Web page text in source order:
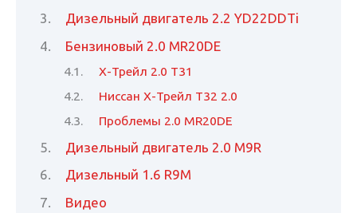
Дизельный двигатель 2.2 YD22DDTi
Бензиновый 2.0 MR20DE
Х-Трейл 2.0 Т31
Ниссан Х-Трейл Т32 2.0
Проблемы 2.0 MR20DE
Дизельный двигатель 2.0 М9R
Дизельный 1.6 R9M
Видео